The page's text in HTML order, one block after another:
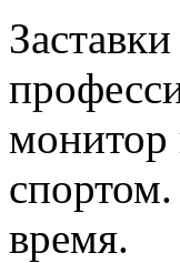
монитор
время.